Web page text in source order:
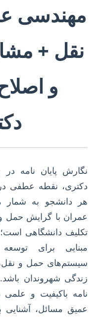
مهندسی
نقل +
و
نگارش پایان نامه
دکتری، نقطه عطفی
هر دانشجو به
عمران با گرایش حمل
تکلیف دانشگاهی
مبنایی برای
سیستم‌های حمل و نقل،
زندگی شهروندان
نامه باکیفیت و علمی
عمیق مسائل،